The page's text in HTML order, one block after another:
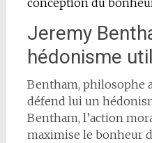
Jeremy
hédonisme
Bentham, philosophe
défend lui un
Bentham, l’action
maximise le bonheur